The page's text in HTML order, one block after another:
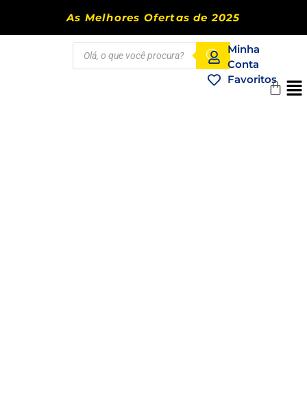
As Melhores Ofertas de 2025
Minha
Conta
Favoritos